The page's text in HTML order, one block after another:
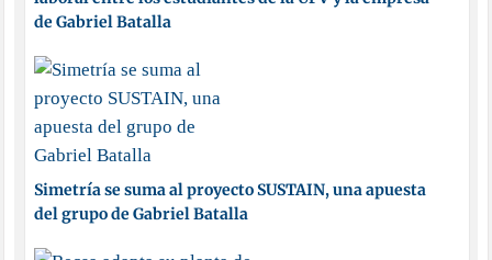
de Gabriel Batalla
Simetría se suma al proyecto SUSTAIN, una apuesta
del grupo de Gabriel Batalla